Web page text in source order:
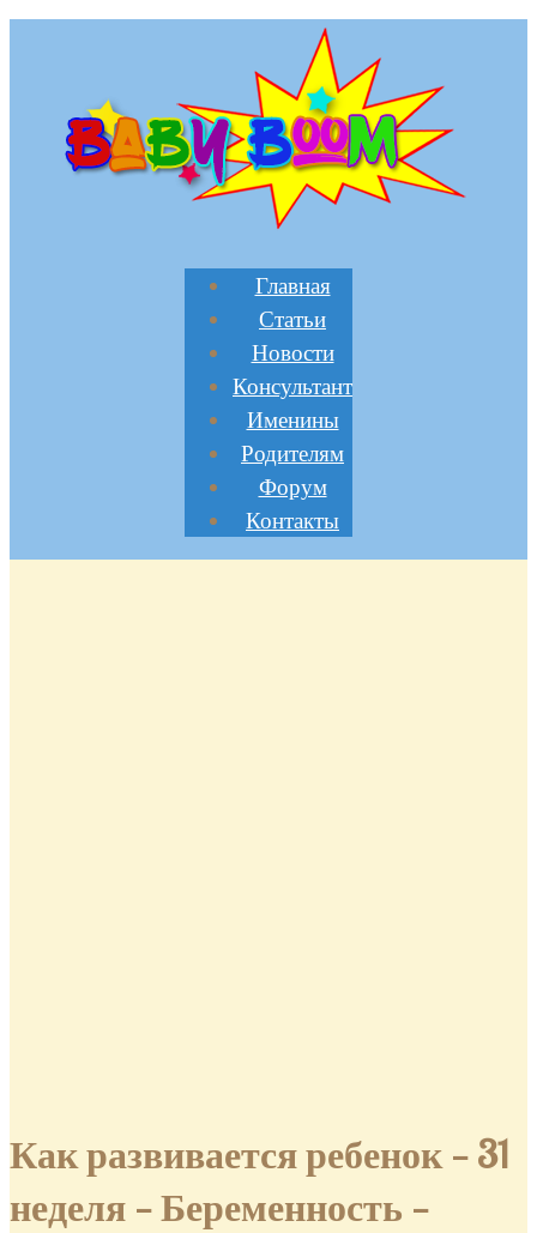
Главная
Статьи
Новости
Консультант
Именины
Родителям
Форум
Контакты
Как развивается ребенок — 31
неделя — Беременность —